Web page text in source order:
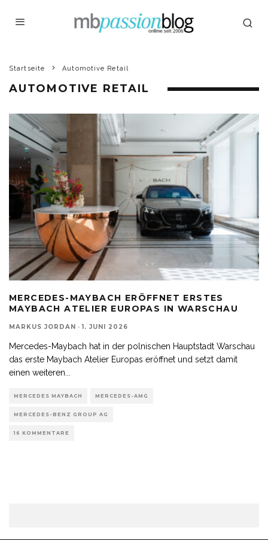
Startseite Automotive Retail
AUTOMOTIVE RETAIL
MERCEDES-MAYBACH ERÖFFNET ERSTES
MAYBACH ATELIER EUROPAS IN WARSCHAU
MARKUS JORDAN · 1. JUNI 2026
Mercedes-Maybach hat in der polnischen Hauptstadt Warschau
das erste Maybach Atelier Europas eröffnet und setzt damit
einen weiteren
MERCEDES MAYBACH MERCEDES-AMG
MERCEDES-BENZ GROUP AG
16 KOMMENTARE